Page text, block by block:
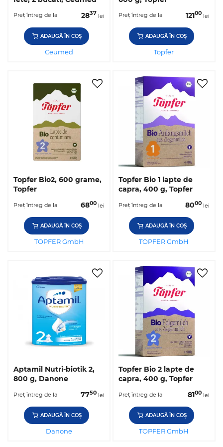
Preț întreg de la 2837 lei
ADAUGĂ ÎN COȘ
Ceumed
Preț întreg de la 12100 lei
ADAUGĂ ÎN COȘ
Topfer
Topfer Bio2, 600 grame,
Topfer
Preț întreg de la 6800 lei
ADAUGĂ ÎN COȘ
TOPFER GmbH
Topfer Bio 1 lapte de
capra, 400 g, Topfer
Preț întreg de la 8000 lei
ADAUGĂ ÎN COȘ
TOPFER GmbH
Aptamil Nutri-biotik 2,
800 g, Danone
Preț întreg de la 7750 lei
ADAUGĂ ÎN COȘ
Danone
Topfer Bio 2 lapte de
capra, 400 g, Topfer
Preț întreg de la 8100 lei
ADAUGĂ ÎN COȘ
TOPFER GmbH